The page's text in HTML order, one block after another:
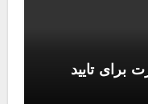
برای تایید